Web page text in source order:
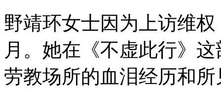
野靖环女士因为上访维
月。她在《不虚此行》
劳教场所的血泪经历和